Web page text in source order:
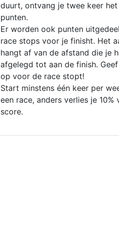
duurt, ontvang je twee keer
punten.
Er worden ook punten
race stops voor je finisht. Het
hangt af van de afstand die je
afgelegd tot aan de finish.
op voor de race stopt!
Start minstens één keer per
een race, anders verlies je 10%
score.